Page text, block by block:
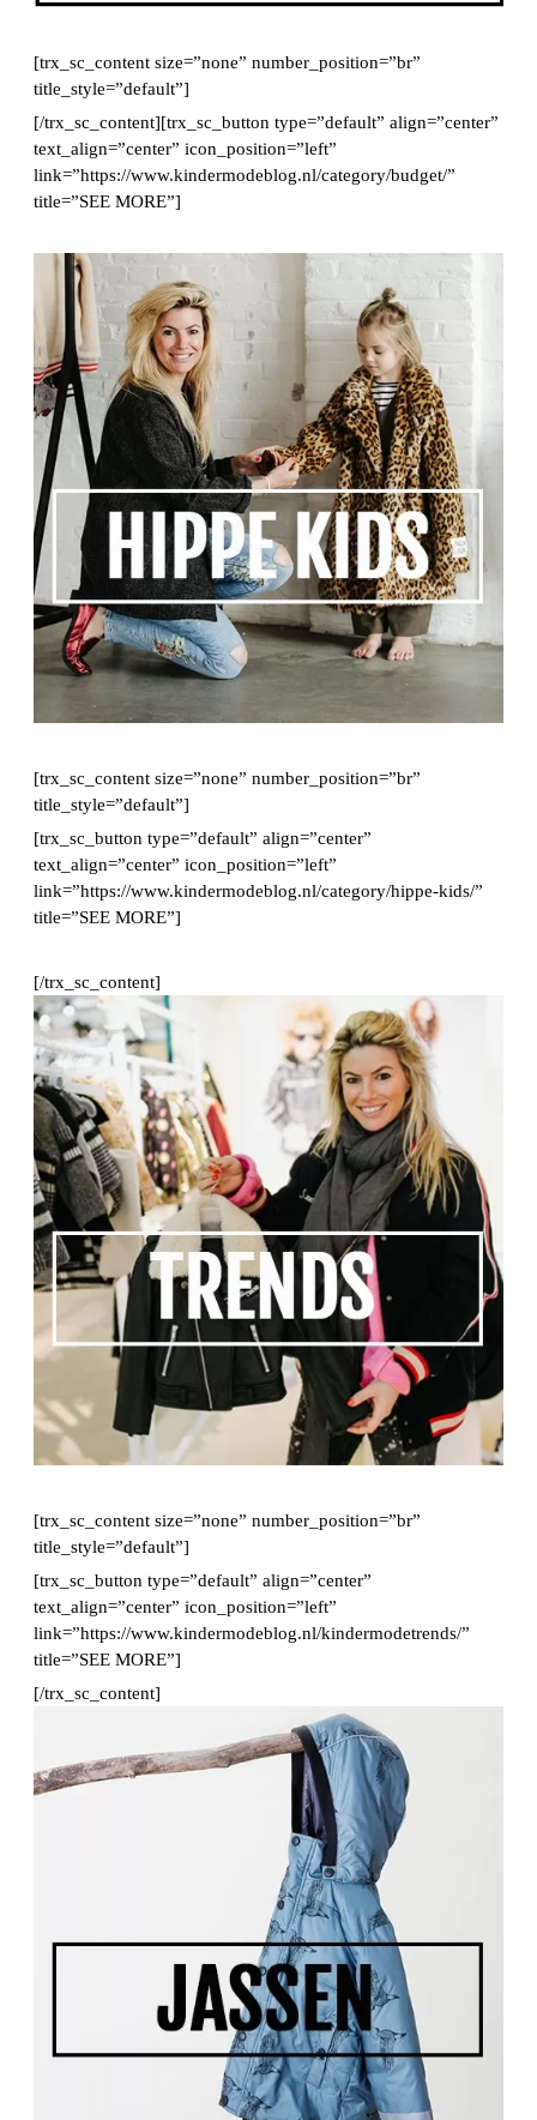
[trx_sc_content size=”none” number_position=”br”
title_style=”default”]
[/trx_sc_content][trx_sc_button type=”default” align=”center”
text_align=”center” icon_position=”left”
link=”https://www.kindermodeblog.nl/category/budget/”
title=”SEE MORE”]
[trx_sc_content size=”none” number_position=”br”
title_style=”default”]
[trx_sc_button type=”default” align=”center”
text_align=”center” icon_position=”left”
link=”https://www.kindermodeblog.nl/category/hippe-kids/”
title=”SEE MORE”]
[/trx_sc_content]
[trx_sc_content size=”none” number_position=”br”
title_style=”default”]
[trx_sc_button type=”default” align=”center”
text_align=”center” icon_position=”left”
link=”https://www.kindermodeblog.nl/kindermodetrends/”
title=”SEE MORE”]
[/trx_sc_content]